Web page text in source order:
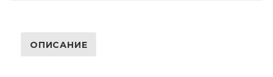
ОПИСАНИЕ